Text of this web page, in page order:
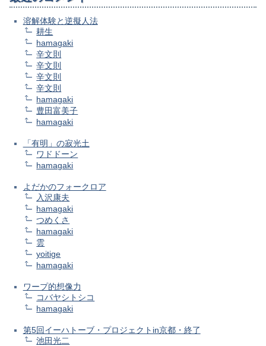
溶解体験と逆擬人法
耕生
hamagaki
辛文則
辛文則
辛文則
辛文則
hamagaki
豊田富美子
hamagaki
「有明」の寂光土
ワドドーン
hamagaki
よだかのフォークロア
入沢康夫
hamagaki
つめくさ
hamagaki
雲
yoitige
hamagaki
ワープ的想像力
コバヤシトシコ
hamagaki
第5回イーハトーブ・プロジェクトin京都・終了
池田光二